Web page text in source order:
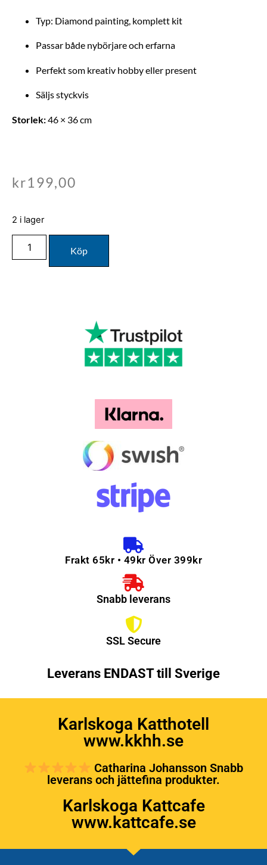
Typ: Diamond painting, komplett kit
Passar både nybörjare och erfarna
Perfekt som kreativ hobby eller present
Säljs styckvis
Storlek:46 × 36 cm
kr199,00
2 i lager
Köp
Frakt 65kr • 49kr Över 399kr
Snabb leverans
SSL Secure
Leverans ENDAST till Sverige
Karlskoga Katthotell
www.kkhh.se
Catharina Johansson Snabb
leverans och jättefina produkter.
Karlskoga Kattcafe
www.kattcafe.se